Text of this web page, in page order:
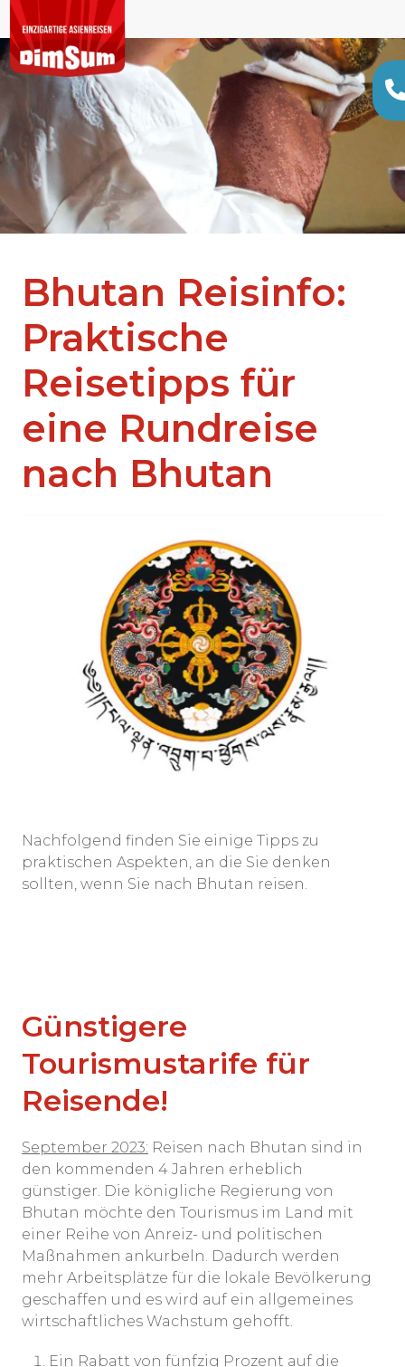
Bhutan Reisinfo:
Praktische
Reisetipps für
eine Rundreise
nach Bhutan
Nachfolgend finden Sie einige Tipps zu
praktischen Aspekten, an die Sie denken
sollten, wenn Sie nach Bhutan reisen.
Günstigere
Tourismustarife für
Reisende!
September 2023: Reisen nach Bhutan sind in
den kommenden 4 Jahren erheblich
günstiger. Die königliche Regierung von
Bhutan möchte den Tourismus im Land mit
einer Reihe von Anreiz- und politischen
Maßnahmen ankurbeln. Dadurch werden
mehr Arbeitsplätze für die lokale Bevölkerung
geschaffen und es wird auf ein allgemeines
wirtschaftliches Wachstum gehofft.
Ein Rabatt von fünfzig Prozent auf die